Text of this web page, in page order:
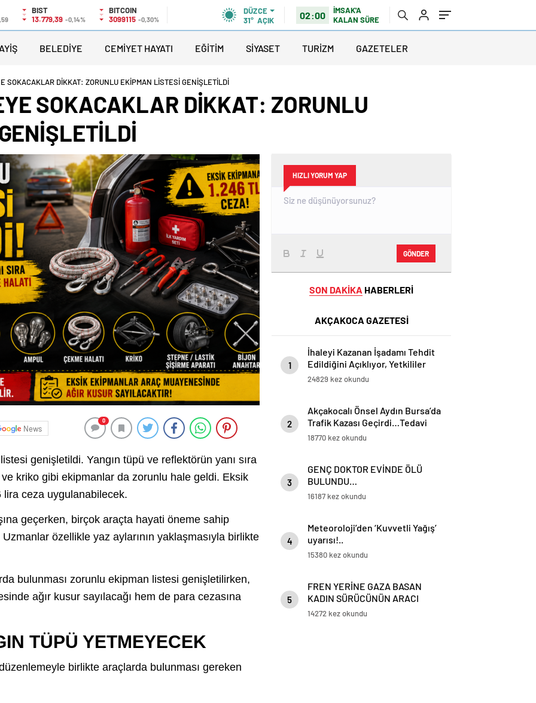
BIST
13.779,39 -0,14%
BITCOIN
3099115 -0,30%
DÜZCE
31° AÇIK 02:00
İMSAK'A
KALAN SÜRE
BELEDİYE CEMİYET HAYATI EĞİTİM SİYASET TURİZM GAZETELER
SOKACAKLAR DİKKAT: ZORUNLU EKİPMAN LİSTESİ GENİŞLETİLDİ
SOKACAKLAR DİKKAT: ZORUNLU
News
0
genişletildi. Yangın tüpü ve reflektörün yanı sıra
kriko gibi ekipmanlar da zorunlu hale geldi. Eksik
ceza uygulanabilecek.
geçerken, birçok araçta hayati öneme sahip
özellikle yaz aylarının yaklaşmasıyla birlikte
bulunması zorunlu ekipman listesi genişletilirken,
ağır kusur sayılacağı hem de para cezasına
TÜPÜ YETMEYECEK
birlikte araçlarda bulunması gereken
HIZLI YORUM YAP
GÖNDER
SON DAKİKA HABERLERİ
AKÇAKOCA GAZETESİ
1
İhaleyi Kazanan İşadamı Tehdit
Edildiğini Açıklıyor, Yetkililer
Suskun!
24829 kez okundu
2
Akçakocalı Önsel Aydın Bursa’da
Trafik Kazası Geçirdi…Tedavi
Altına Alınan Gencin Hayati
18770 kez okundu
3
GENÇ DOKTOR EVİNDE ÖLÜ
BULUNDU…
16187 kez okundu
4
Meteoroloji’den ‘Kuvvetli Yağış’
uyarısı!..
15380 kez okundu
5
FREN YERİNE GAZA BASAN
KADIN SÜRÜCÜNÜN ARACI
KORKULUKLARDA ASILI KALDI
14272 kez okundu